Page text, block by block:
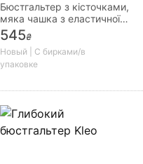
Бюстгальтер з кісточками,
мяка чашка з еластичної
сітки 1511
545₴
Новый | С бирками/в
упаковке